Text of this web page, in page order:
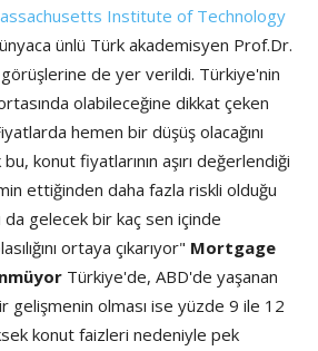
Institute of Technology
ünlü Türk akademisyen Prof.Dr.
de yer verildi. Türkiye'nin
olabileceğine dikkat çeken
hemen bir düşüş olacağını
konut fiyatlarının aşırı değerlendiği
ettiğinden daha fazla riskli olduğu
da gelecek bir kaç sen içinde
ortaya çıkarıyor" Mortgage
Türkiye'de, ABD'de yaşanan
gelişmenin olması ise yüzde 9 ile 12
konut faizleri nedeniyle pek